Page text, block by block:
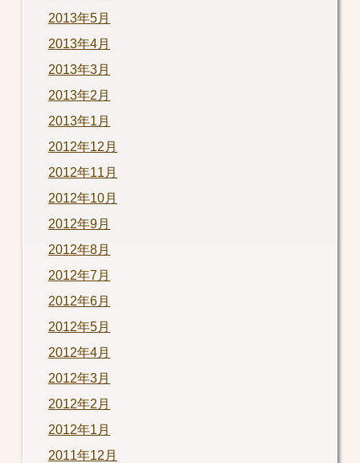
2013年5月
2013年4月
2013年3月
2013年2月
2013年1月
2012年12月
2012年11月
2012年10月
2012年9月
2012年8月
2012年7月
2012年6月
2012年5月
2012年4月
2012年3月
2012年2月
2012年1月
2011年12月